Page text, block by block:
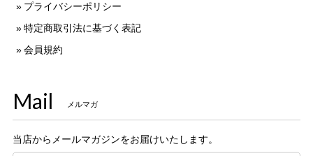
プライバシーポリシー
特定商取引法に基づく表記
会員規約
Mail メルマガ
当店からメールマガジンをお届けいたします。